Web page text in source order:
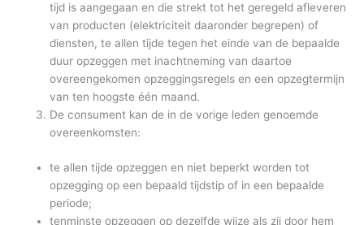
tijd is aangegaan en die strekt tot het geregeld afleveren
van producten (elektriciteit daaronder begrepen) of
diensten, te allen tijde tegen het einde van de bepaalde
duur opzeggen met inachtneming van daartoe
overeengekomen opzeggingsregels en een opzegtermijn
van ten hoogste één maand.
De consument kan de in de vorige leden genoemde
overeenkomsten:
te allen tijde opzeggen en niet beperkt worden tot
opzegging op een bepaald tijdstip of in een bepaalde
periode;
tenminste opzeggen op dezelfde wijze als zij door hem